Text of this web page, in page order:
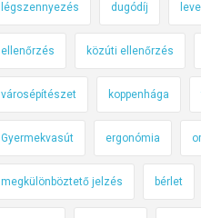
légszennyezés dugódíj
ellenőrzés közúti ellenőrzés
városépítészet koppenhága
Gyermekvasút ergonómia
megkülönböztető jelzés bérlet